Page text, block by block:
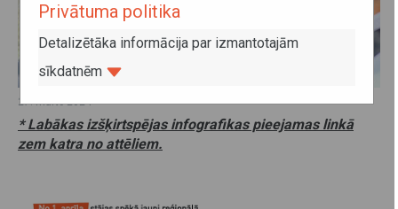
27. marts 2024
* Labākas izšķirtspējas infografikas pieejamas linkā
zem katra no attēliem.
Privātuma politika
Detalizētāka informācija par izmantotajām
sīkdatnēm